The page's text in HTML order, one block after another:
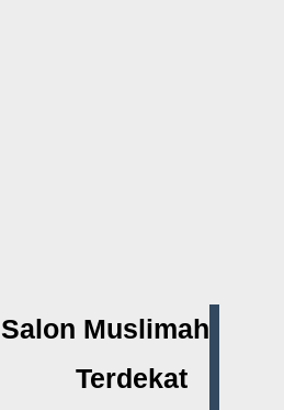
Salon Muslimah
Terdekat